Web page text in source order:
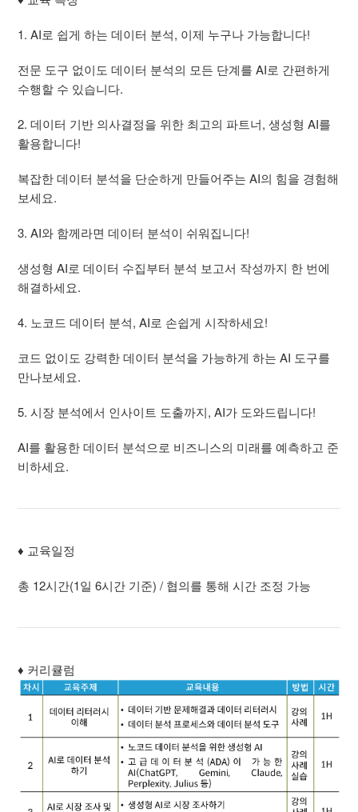
1. AI로 쉽게 하는 데이터 분석, 이제 누구나 가능합니다!
전문 도구 없이도 데이터 분석의 모든 단계를 AI로 간편하게
수행할 수 있습니다.
2. 데이터 기반 의사결정을 위한 최고의 파트너, 생성형 AI를
활용합니다!
복잡한 데이터 분석을 단순하게 만들어주는 AI의 힘을 경험해
보세요.
3. AI와 함께라면 데이터 분석이 쉬워집니다!
생성형 AI로 데이터 수집부터 분석 보고서 작성까지 한 번에
해결하세요.
4. 노코드 데이터 분석, AI로 손쉽게 시작하세요!
코드 없이도 강력한 데이터 분석을 가능하게 하는 AI 도구를
만나보세요.
5. 시장 분석에서 인사이트 도출까지, AI가 도와드립니다!
AI를 활용한 데이터 분석으로 비즈니스의 미래를 예측하고 준
비하세요.
♦ 교육일정
총 12시간(1일 6시간 기준) / 협의를 통해 시간 조정 가능
♦ 커리큘럼